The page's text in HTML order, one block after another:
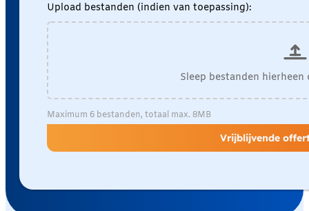
Upload bestanden (indien van toepassing):
Sleep bestanden
Maximum 6 bestanden, totaal max. 8MB
Vrijblijvende